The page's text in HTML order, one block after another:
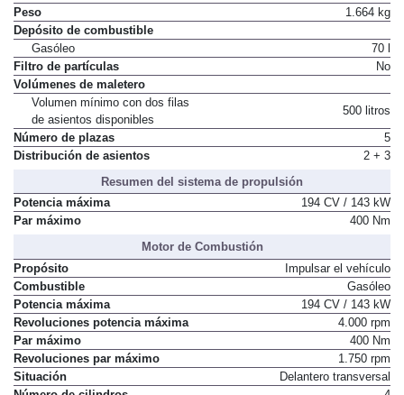
Factor de resistencia
0,6
Peso
Depósito de combustible
Gasóleo
70 l
Filtro de partículas
Volúmenes de maletero
Volumen mínimo con dos filas
de asientos disponibles
Número de plazas
5
Resumen del sistema de propulsión
Potencia máxima
194 CV / 143 kW
Motor de Combustión
Propósito
Impulsar el vehículo
Combustible
Gasóleo
Potencia máxima
194 CV / 143 kW
Revoluciones potencia máxima
4.000 rpm
Par máximo
400 Nm
Revoluciones par máximo
1.750 rpm
Situación
Delantero transversal